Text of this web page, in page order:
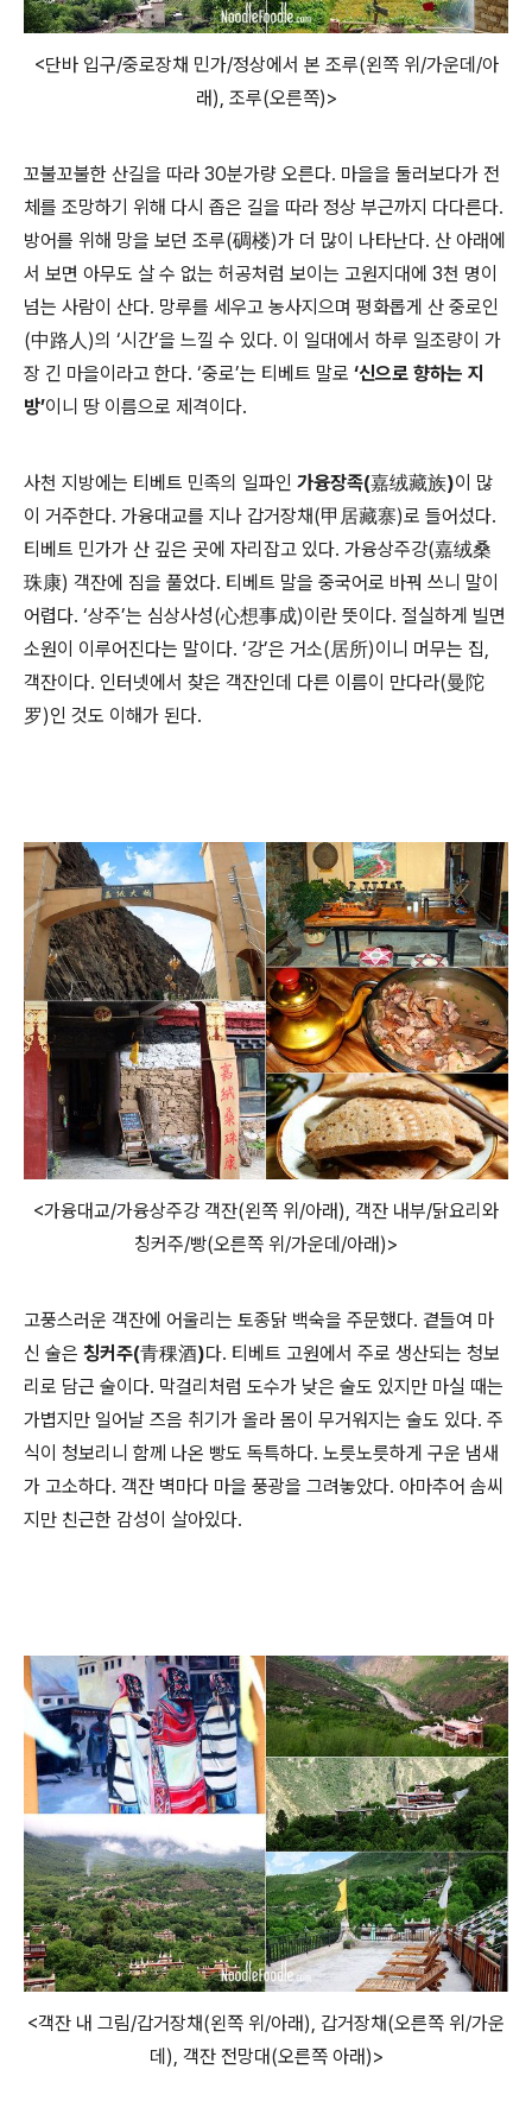
<단바 입구/중로장채 민가/정상에서 본 조루(왼쪽 위/가운데/아
래), 조루(오른쪽)>
꼬불꼬불한 산길을 따라 30분가량 오른다. 마을을 둘러보다가 전
체를 조망하기 위해 다시 좁은 길을 따라 정상 부근까지 다다른다.
방어를 위해 망을 보던 조루(碉楼)가 더 많이 나타난다. 산 아래에
서 보면 아무도 살 수 없는 허공처럼 보이는 고원지대에 3천 명이
넘는 사람이 산다. 망루를 세우고 농사지으며 평화롭게 산 중로인
(中路人)의 ‘시간’을 느낄 수 있다. 이 일대에서 하루 일조량이 가
장 긴 마을이라고 한다. ‘중로’는 티베트 말로 ‘신으로 향하는 지
방’이니 땅 이름으로 제격이다.
사천 지방에는 티베트 민족의 일파인 가융장족(嘉绒藏族)이 많
이 거주한다. 가융대교를 지나 갑거장채(甲居藏寨)로 들어섰다.
티베트 민가가 산 깊은 곳에 자리잡고 있다. 가융상주강(嘉绒桑
珠康) 객잔에 짐을 풀었다. 티베트 말을 중국어로 바꿔 쓰니 말이
어렵다. ‘상주’는 심상사성(心想事成)이란 뜻이다. 절실하게 빌면
소원이 이루어진다는 말이다. ‘강’은 거소(居所)이니 머무는 집,
객잔이다. 인터넷에서 찾은 객잔인데 다른 이름이 만다라(曼陀
罗)인 것도 이해가 된다.
<가융대교/가융상주강 객잔(왼쪽 위/아래), 객잔 내부/닭요리와
칭커주/빵(오른쪽 위/가운데/아래)>
고풍스러운 객잔에 어울리는 토종닭 백숙을 주문했다. 곁들여 마
신 술은 칭커주(青稞酒)다. 티베트 고원에서 주로 생산되는 청보
리로 담근 술이다. 막걸리처럼 도수가 낮은 술도 있지만 마실 때는
가볍지만 일어날 즈음 취기가 올라 몸이 무거워지는 술도 있다. 주
식이 청보리니 함께 나온 빵도 독특하다. 노릇노릇하게 구운 냄새
가 고소하다. 객잔 벽마다 마을 풍광을 그려놓았다. 아마추어 솜씨
지만 친근한 감성이 살아있다.
<객잔 내 그림/갑거장채(왼쪽 위/아래), 갑거장채(오른쪽 위/가운
데), 객잔 전망대(오른쪽 아래)>